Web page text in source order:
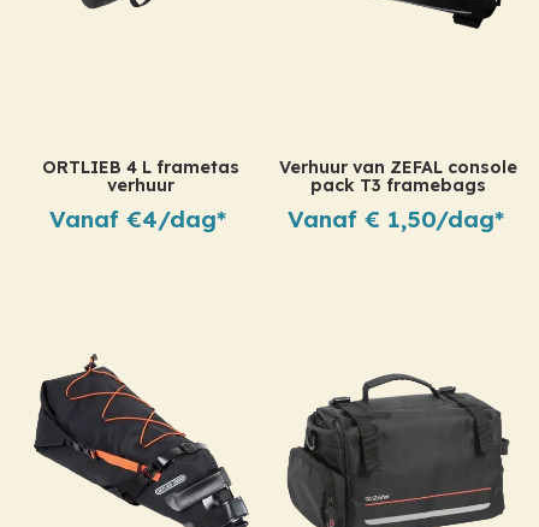
ORTLIEB 4 L frametas
verhuur
Vanaf €4/dag*
Verhuur van ZEFAL console
pack T3 framebags
Vanaf € 1,50/dag*